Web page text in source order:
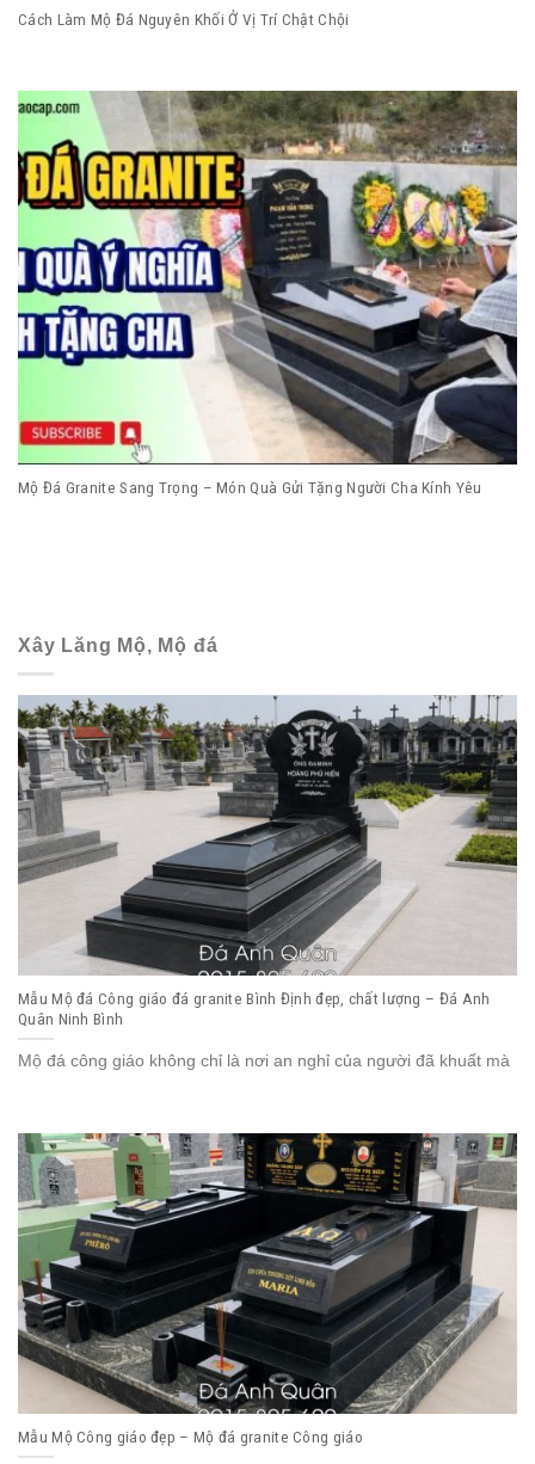
Cách Làm Mộ Đá Nguyên Khối Ở Vị Trí Chật Chội
Mộ Đá Granite Sang Trọng – Món Quà Gửi Tặng Người Cha Kính Yêu
Xây Lăng Mộ, Mộ đá
Mẫu Mộ đá Công giáo đá granite Bình Định đẹp, chất lượng – Đá Anh
Quân Ninh Bình
Mộ đá công giáo không chỉ là nơi an nghỉ của người đã khuất mà
Mẫu Mộ Công giáo đẹp – Mộ đá granite Công giáo